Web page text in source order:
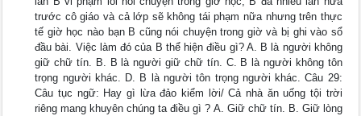
trước cô giáo và cả lớp sẽ không tái phạm nữa nhưng trên thực
tế giờ học nào bạn B cũng nói chuyện trong giờ và bị ghi vào sổ
đầu bài. Việc làm đó của B thể hiện điều gì? A. B là người không
giữ chữ tín. B. B là người giữ chữ tín. C. B là người không tôn
trọng người khác. D. B là người tôn trọng người khác. Câu 29:
Câu tục ngữ: Hay gì lừa đảo kiểm lời/ Cả nhà ăn uống tội trời
riêng mang khuyên chúng ta điều gì ? A. Giữ chữ tín. B. Giữ lòng